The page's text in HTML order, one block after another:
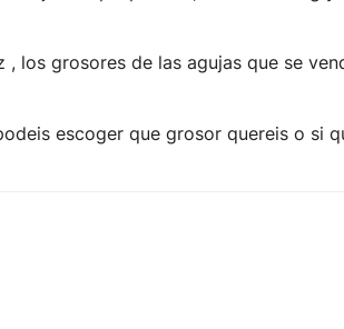
, los grosores de las agujas que se
escoger que grosor quereis o si